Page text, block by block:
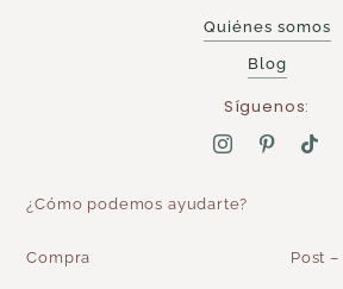
Quiénes somos
Blog
Síguenos:
¿Cómo podemos ayudarte?
Compra Post